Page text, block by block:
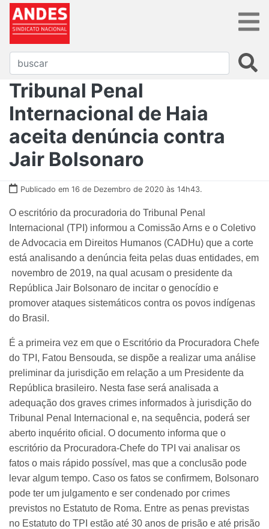
Tribunal Penal
Internacional de Haia
aceita denúncia contra
Jair Bolsonaro
Publicado em 16 de Dezembro de 2020 às 14h43.
O escritório da procuradoria do Tribunal Penal
Internacional (TPI) informou a Comissão Arns e o Coletivo
de Advocacia em Direitos Humanos (CADHu) que a corte
está analisando a denúncia feita pelas duas entidades, em
novembro de 2019, na qual acusam o presidente da
República Jair Bolsonaro de incitar o genocídio e
promover ataques sistemáticos contra os povos indígenas
do Brasil.
É a primeira vez em que o Escritório da Procuradora Chefe
do TPI, Fatou Bensouda, se dispõe a realizar uma análise
preliminar da jurisdição em relação a um Presidente da
República brasileiro. Nesta fase será analisada a
adequação dos graves crimes informados à jurisdição do
Tribunal Penal Internacional e, na sequência, poderá ser
aberto inquérito oficial. O documento informa que o
escritório da Procuradora-Chefe do TPI vai analisar os
fatos o mais rápido possível, mas que a conclusão pode
levar algum tempo. Caso os fatos se confirmem, Bolsonaro
pode ter um julgamento e ser condenado por crimes
previstos no Estatuto de Roma. Entre as penas previstas
no Estatuto do TPI estão até 30 anos de prisão e até prisão